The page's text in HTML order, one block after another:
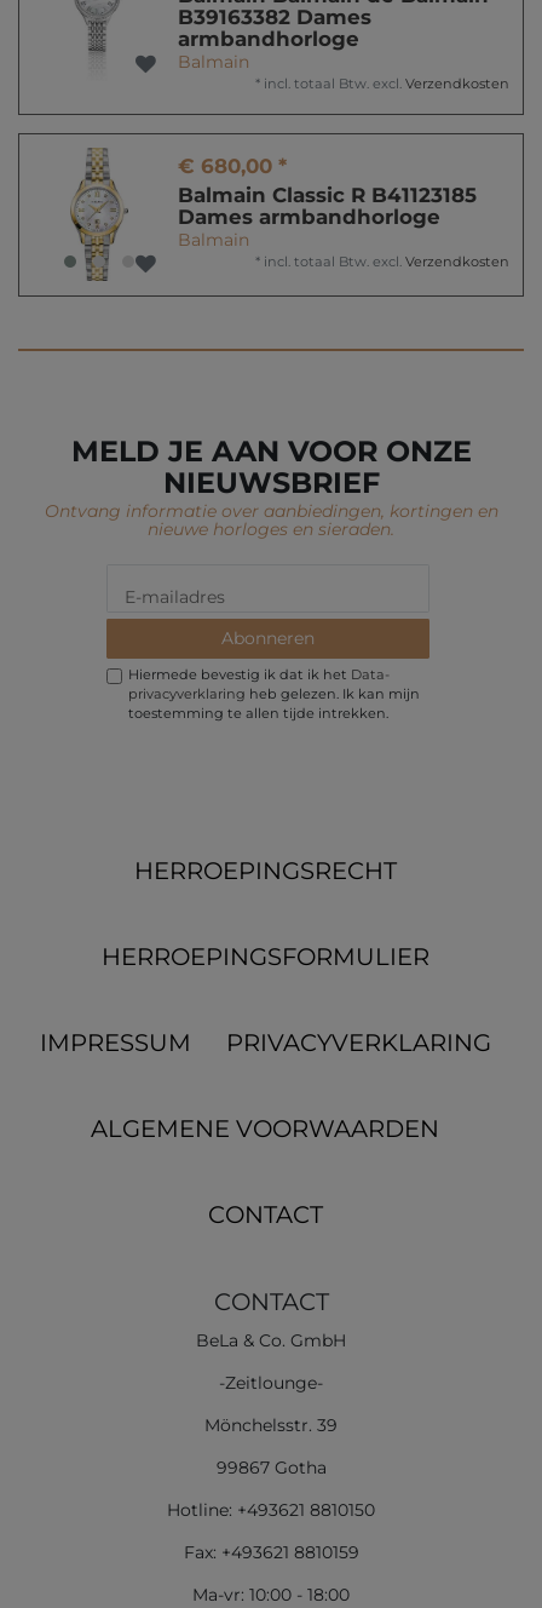
B39163382 Dames
armbandhorloge
Balmain
* incl. totaal Btw. excl. Verzendkosten
€ 680,00 *
Balmain Classic R B41123185
Dames armbandhorloge
Balmain
* incl. totaal Btw. excl. Verzendkosten
MELD JE AAN VOOR ONZE
NIEUWSBRIEF
Ontvang informatie over aanbiedingen, kortingen en
nieuwe horloges en sieraden.
Abonneren
Hiermede bevestig ik dat ik het Data­
privacy­verklaring heb gelezen. Ik kan mijn
toestemming te allen tijde intrekken.
HERROEPINGS­RECHT
HERROEPINGS­FORMULIER
IMPRESSUM PRIVACYVERKLARING
ALGEMENE VOORWAARDEN
CONTACT
CONTACT
BeLa & Co. GmbH
-Zeitlounge-
Mönchelsstr. 39
99867 Gotha
Hotline: +493621 8810150
Fax: +493621 8810159
Ma-vr: 10:00 - 18:00